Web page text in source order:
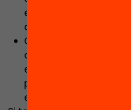
eficaces a les
dels infants i joves.
Connectar els
dels infants i joves
educatius del territori
personalitzar les
educatives.